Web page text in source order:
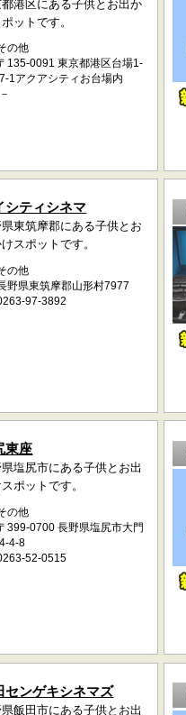
港区にある子供とお出か
ットです。
の他
135-0091 東京都港区台場1-
7-1アクアシティお台場内
－
シティシネマ
東筑摩郡にある子供とお
スポットです。
の他
野県東筑摩郡山形村7977
97-3892
東座
塩尻市にある子供とお出
ポットです。
の他
399-0700 長野県塩尻市大門
4-4-8
52-0515
センゲキシネマズ
飯田市にある子供とお出